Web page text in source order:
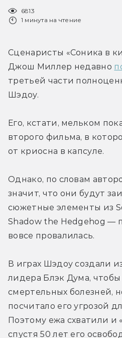
6813
1 минута на чтение
Сценаристы «Соника в
Джош Миллер недавно
третьей части
Шэдоу.
Его, кстати, мельком
второго фильма, в
от криосна в капсуле.
Однако, по словам
значит, что они будут
сюжетные элементы из
Shadow the Hedgehog —
вовсе провалилась.
В играх Шэдоу создали
лидера Блэк Дума,
смертельных болезней,
посчитало его угрозой
Поэтому ежа схватили и
спустя 50 лет его